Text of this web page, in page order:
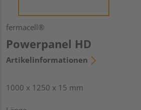
fermacell®
Powerpanel HD
Artikelinformationen
1000 x 1250 x 15 mm